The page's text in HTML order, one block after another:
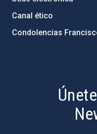
Canal ético
Condolencias